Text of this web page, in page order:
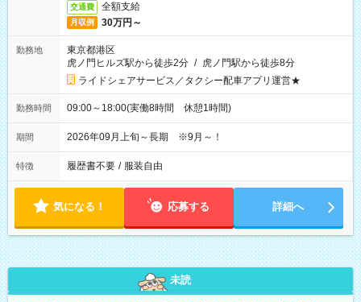
交通費 全額支給
月収例 30万円～
勤務地
東京都港区
虎ノ門ヒルズ駅から徒歩2分 / 虎ノ門駅から徒歩8分
ライドシェアサービス／タクシー配車アプリ運営★
勤務時間 09:00～18:00(実働8時間 休憩1時間)
期間 2026年09月上旬～長期 ※9月～！
特徴 履歴書不要 / 服装自由
気になる！ 応募する 詳細へ
未読